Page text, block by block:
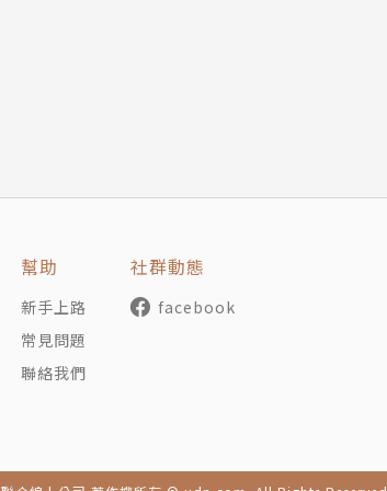
幫助
新手上路
常見問題
聯絡我們
社群動態
facebook